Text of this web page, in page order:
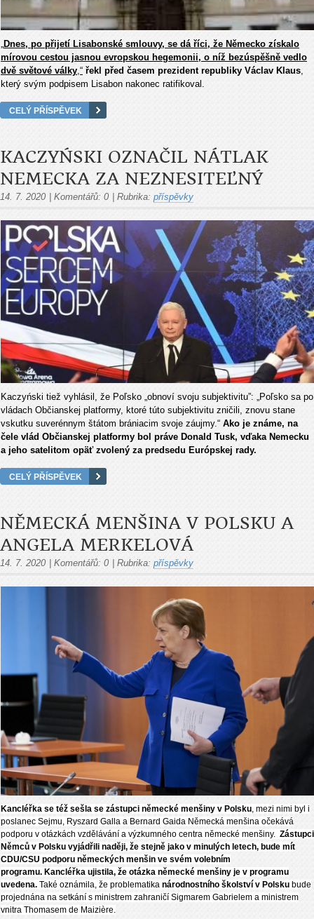
Dnes, po přijetí Lisabonské smlouvy, se dá říci, že Německo získalo
mírovou cestou jasnou evropskou hegemonii, o níž bezúspěšně vedlo
dvě světové války ,“ řekl před časem prezident republiky Václav Klaus
který svým podpisem Lisabon nakonec ratifikoval.
CELÝ PŘÍSPĚVEK
KACZYŃSKI OZNAČIL NÁTLAK
NEMECKA ZA NEZNESITEĽNÝ
14. 7. 2020 | Komentářů: 0 | Rubrika: příspěvky
Kaczyński tiež vyhlásil, že Poľsko „obnoví svoju subjektivitu”: „Poľsko sa po
vládach Občianskej platformy, ktoré túto subjektivitu zničili, znovu stane
vskutku suverénnym štátom brániacim svoje záujmy.“ Ako je známe, na
čele vlád Občianskej platformy bol práve Donald Tusk, vďaka Nemecku
a jeho satelitom opäť zvolený za predsedu Európskej rady.
CELÝ PŘÍSPĚVEK
NĚMECKÁ MENŠINA V POLSKU A
ANGELA MERKELOVÁ
14. 7. 2020 Komentářů: 0 Rubrika: příspěvky
Kancléřka se též sešla se zástupci německé menšiny v Polsku , mezi nimi byl i
poslanec Sejmu, Ryszard Galla a Bernard Gaida Německá menšina očekává
podporu v otázkách vzdělávání a výzkumného centra německé menšiny. Zástupci
Němců v Polsku vyjádřili naději, že stejně jako v minulých letech, bude mít
CDU/CSU podporu německých menšin ve svém volebním
programu. Kancléřka ujistila, že otázka německé menšiny je v programu
uvedena. Také oznámila, že problematika národnostního školství v Polsku bude
projednána na setkání s ministrem zahraničí Sigmarem Gabrielem a ministrem
vnitra Thomasem de Maizière.